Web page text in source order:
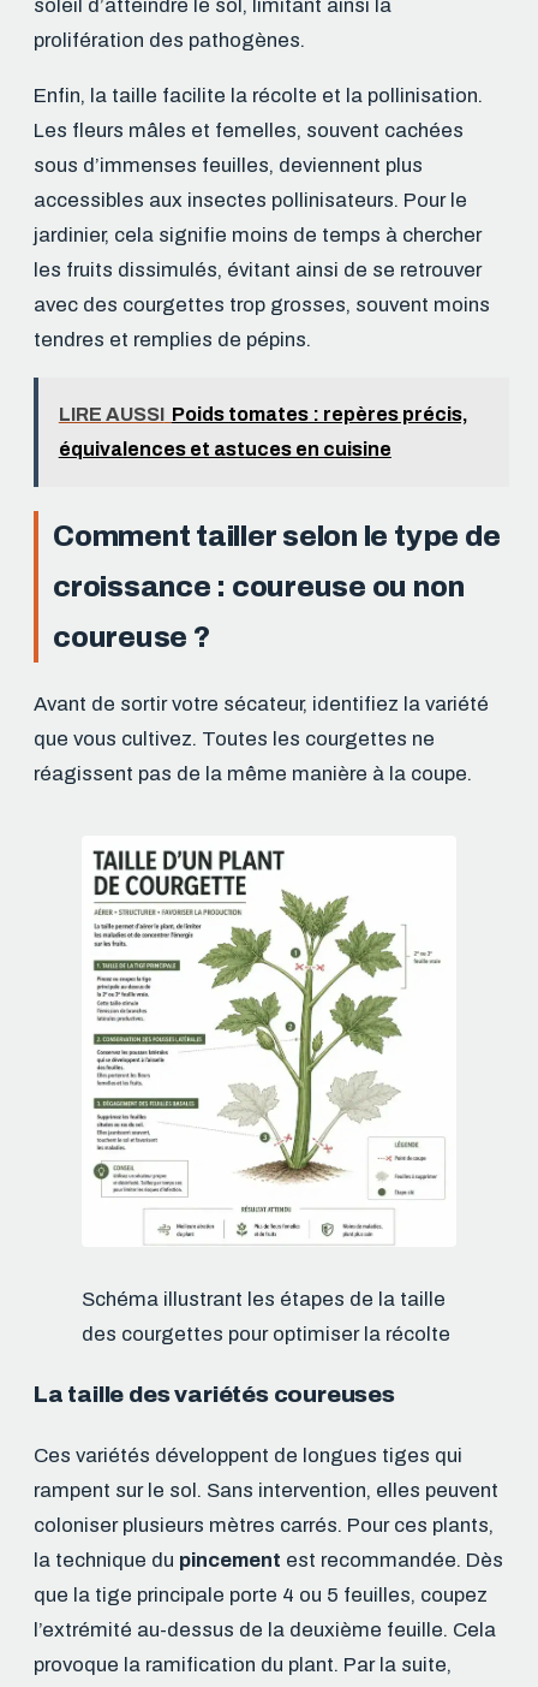
soleil d’atteindre le sol, limitant ainsi la
prolifération des pathogènes.
Enfin, la taille facilite la récolte et la pollinisation.
Les fleurs mâles et femelles, souvent cachées
sous d’immenses feuilles, deviennent plus
accessibles aux insectes pollinisateurs. Pour le
jardinier, cela signifie moins de temps à chercher
les fruits dissimulés, évitant ainsi de se retrouver
avec des courgettes trop grosses, souvent moins
tendres et remplies de pépins.
LIRE AUSSI
Poids tomates : repères précis,
équivalences et astuces en cuisine
Comment tailler selon le type de
croissance : coureuse ou non
coureuse ?
Avant de sortir votre sécateur, identifiez la variété
que vous cultivez. Toutes les courgettes ne
réagissent pas de la même manière à la coupe.
Schéma illustrant les étapes de la taille
des courgettes pour optimiser la récolte
La taille des variétés coureuses
Ces variétés développent de longues tiges qui
rampent sur le sol. Sans intervention, elles peuvent
coloniser plusieurs mètres carrés. Pour ces plants,
la technique du pincement est recommandée. Dès
que la tige principale porte 4 ou 5 feuilles, coupez
l’extrémité au-dessus de la deuxième feuille. Cela
provoque la ramification du plant. Par la suite,